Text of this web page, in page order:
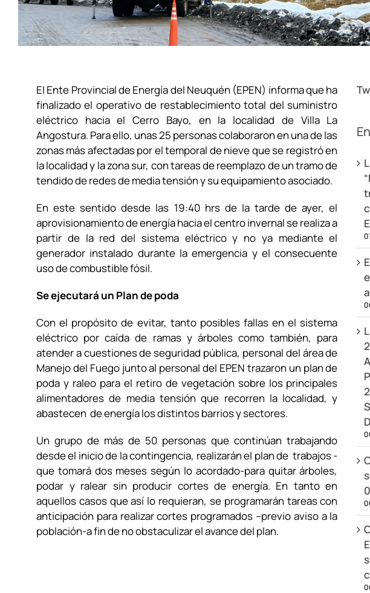
El Ente Provincial de Energía del Neuquén (EPEN) informa que ha
finalizado el operativo de restablecimiento total del suministro
eléctrico hacia el Cerro Bayo, en la localidad de Villa La
Angostura. Para ello, unas 25 personas colaboraron en una de las
zonas más afectadas por el temporal de nieve que se registró en
la localidad y la zona sur, con tareas de reemplazo de un tramo de
tendido de redes de media tensión y su equipamiento asociado.
En este sentido desde las 19:40 hrs de la tarde de ayer, el
aprovisionamiento de energía hacia el centro invernal se realiza a
partir de la red del sistema eléctrico y no ya mediante el
generador instalado durante la emergencia y el consecuente
uso de combustible fósil.
Se ejecutará un Plan de poda
Con el propósito de evitar, tanto posibles fallas en el sistema
eléctrico por caída de ramas y árboles como también, para
atender a cuestiones de seguridad pública, personal del área de
Manejo del Fuego junto al personal del EPEN trazaron un plan de
poda y raleo para el retiro de vegetación sobre los principales
alimentadores de media tensión que recorren la localidad, y
abastecen de energía los distintos barrios y sectores.
Un grupo de más de 50 personas que continúan trabajando
desde el inicio de la contingencia, realizarán el plan de trabajos -
que tomará dos meses según lo acordado-para quitar árboles,
podar y ralear sin producir cortes de energía. En tanto en
aquellos casos que así lo requieran, se programarán tareas con
anticipación para realizar cortes programados –previo aviso a la
población-a fin de no obstaculizar el avance del plan.